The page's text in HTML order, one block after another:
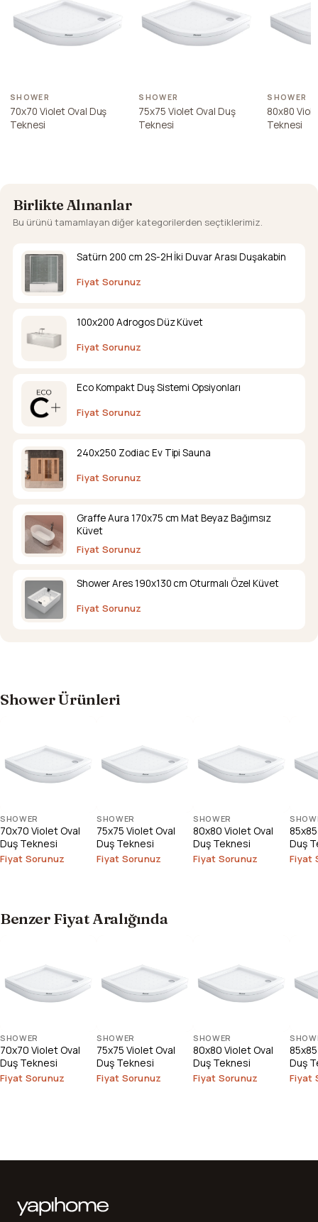
SHOWER
70x70 Violet Oval Duş
Teknesi
SHOWER
75x75 Violet Oval Duş
Teknesi
SHOWER
80x80
Teknesi
Birlikte Alınanlar
Bu ürünü tamamlayan diğer kategorilerden seçtiklerimiz.
Satürn 200 cm 2S-2H İki Duvar Arası Duşakabin
Fiyat Sorunuz
100x200 Adrogos Düz Küvet
Fiyat Sorunuz
Eco Kompakt Duş Sistemi Opsiyonları
Fiyat Sorunuz
240x250 Zodiac Ev Tipi Sauna
Fiyat Sorunuz
Graffe Aura 170x75 cm Mat Beyaz Bağımsız
Küvet
Fiyat Sorunuz
Shower Ares 190x130 cm Oturmalı Özel Küvet
Fiyat Sorunuz
Shower Ürünleri
SHOWER
70x70 Violet Oval
Duş Teknesi
Fiyat Sorunuz
SHOWER
75x75 Violet Oval
Duş Teknesi
Fiyat Sorunuz
SHOWER
80x80 Violet Oval
Duş Teknesi
Fiyat Sorunuz
Duş
Fiyat
Benzer Fiyat Aralığında
SHOWER
70x70 Violet Oval
Duş Teknesi
Fiyat Sorunuz
SHOWER
75x75 Violet Oval
Duş Teknesi
Fiyat Sorunuz
SHOWER
80x80 Violet Oval
Duş Teknesi
Fiyat Sorunuz
Duş
Fiyat